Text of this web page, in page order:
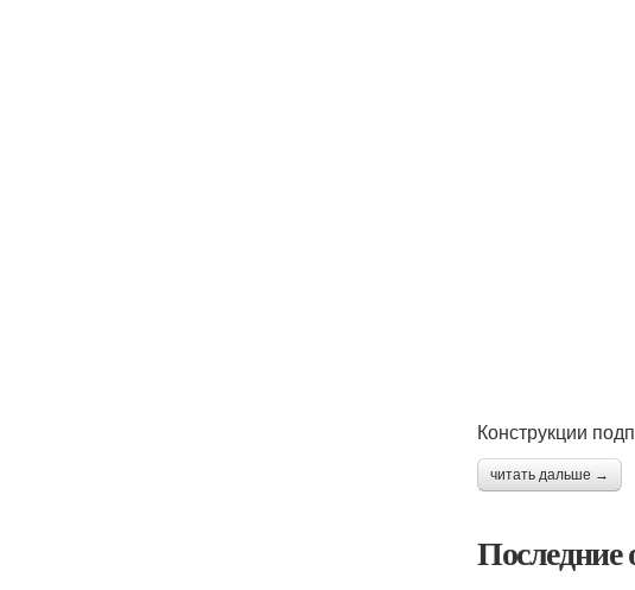
Конструкции
читать дальше →
Последние